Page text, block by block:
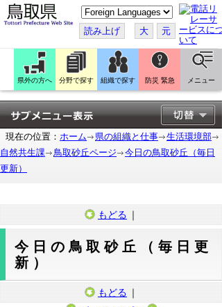
こ
の
ペ
ー
ジ
翻
訳
す
る
読み上げ 大 元
県外の方へ 分野で探す 組織で探す 防災 緊急 メニュー
現在の位置： ホーム 県の組織と仕事
生活環境部
自然共生課
鳥取砂丘ページ
今日の鳥取砂丘（毎日
更新）
もどる ｜
今日の鳥取砂丘（毎日更
新）
もどる ｜